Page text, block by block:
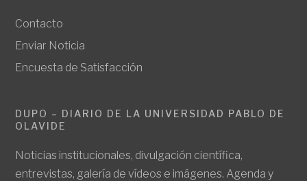
Contacto
Enviar Noticia
Encuesta de Satisfacción
DUPO – DIARIO DE LA UNIVERSIDAD PABLO DE
OLAVIDE
Noticias institucionales, divulgación científica,
entrevistas, galería de vídeos e imágenes. Agenda y